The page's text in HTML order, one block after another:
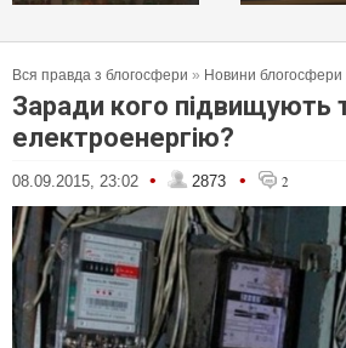
Вся правда з блогосфери » Новини блогосфери
Заради кого підвищують
електроенергію?
08.09.2015, 23:02 • 2873 • 2